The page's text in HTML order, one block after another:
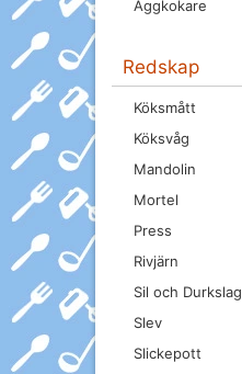
Äggkokare
Redskap
Köksmått
Köksvåg
Mandolin
Mortel
Press
Rivjärn
Sil och Durkslag
Slev
Slickepott